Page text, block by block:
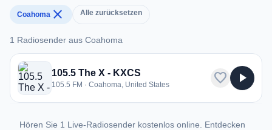
Coahoma close Alle zurücksetzen
1 Radiosender aus Coahoma
1 Radiosender aus Coahoma
105.5 The X - KXCS
105.5 FM · Coahoma, United States favorite play_arrow
Hören Sie 1 Live-Radiosender kostenlos online. Entdecken